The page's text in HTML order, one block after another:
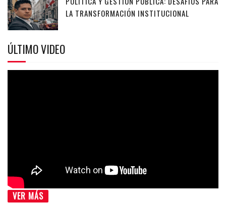
LA TRANSFORMACIÓN INSTITUCIONAL
ÚLTIMO VIDEO
VER MÁS